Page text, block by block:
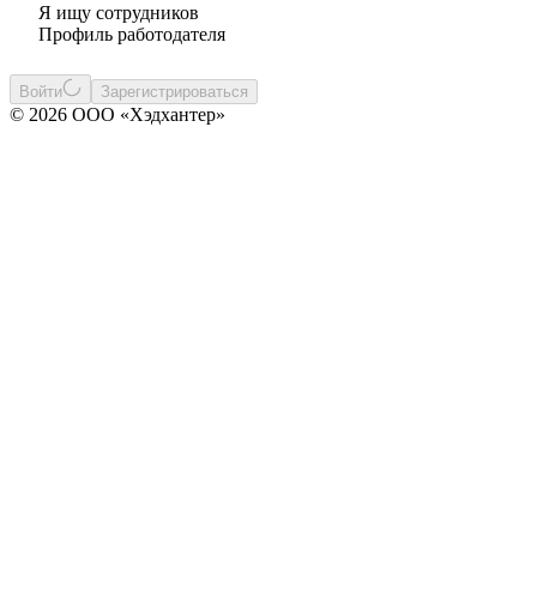
Я ищу сотрудников
Профиль работодателя
Войти Зарегистрироваться
© 2026 ООО «Хэдхантер»